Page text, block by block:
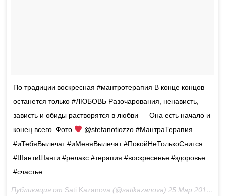
По традиции воскресная #мантротерапия В конце концов
останется только #ЛЮБОВЬ Разочарования, ненависть,
зависть и обиды растворятся в любви — Она есть начало и
конец всего. Фото
@stefanotiozzo #МантраТерапия
#иТебяВылечат #иМеняВылечат #ПокойНеТолькоСнится
#ШантиШанти #релакс #терапия #воскресенье #здоровье
#счастье
Публикация от Sati Kazanova (@satikazanova)25 Мар 2018 в 9:48 PDT